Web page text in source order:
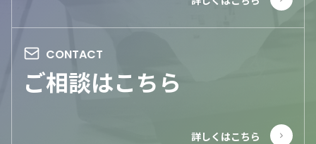
ご相談はこちら